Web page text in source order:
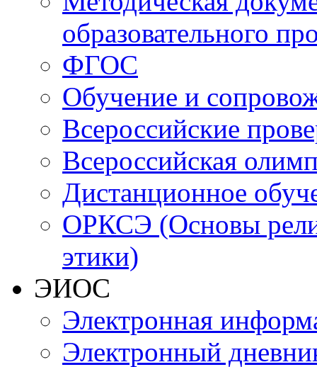
образовательного
ФГОС
Обучение и
Всероссийские
Всероссийская
Дистанционное
ОРКСЭ (Основы
этики)
ЭИОС
Электронная
Электронный